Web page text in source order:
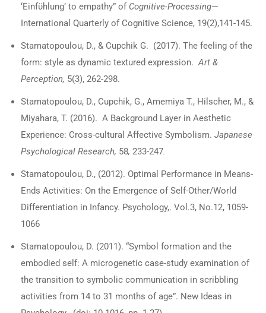
‘Einfϋhlung’ to empathy” of Cognitive-Processing—
International Quarterly of Cognitive Science, 19(2),141-145.
Stamatopoulou, D., & Cupchik G. (2017). The feeling of the
form: style as dynamic textured expression.Art &
Perception, 5(3), 262-298.
Stamatopoulou, D., Cupchik, G., Amemiya T., Hilscher, M., &
Miyahara, T. (2016). A Background Layer in Aesthetic
Experience: Cross-cultural Affective Symbolism. Japanese
Psychological Research, 58, 233-247.
Stamatopoulou, D., (2012). Optimal Performance in Means-
Ends Activities: On the Emergence of Self-Other/World
Differentiation in Infancy. Psychology,. Vol.3, No.12, 1059-
1066
Stamatopoulou, D. (2011). “Symbol formation and the
embodied self: A microgenetic case-study examination of
the transition to symbolic communication in scribbling
activities from 14 to 31 months of age”. New Ideas in